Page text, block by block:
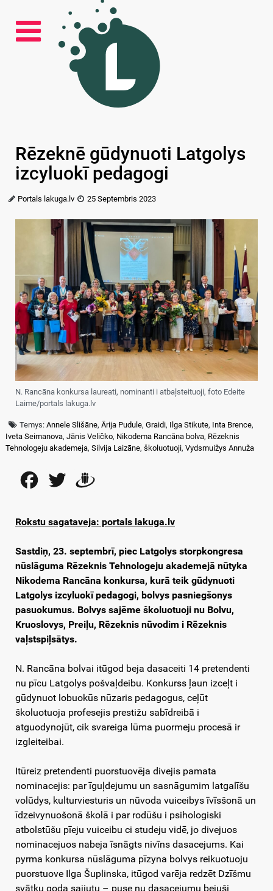
Rēzeknē gūdynuoti Latgolys
izcyluokī pedagogi
Portals lakuga.lv 25 Septembris 2023
N. Rancāna konkursa laureati, nominanti i atbaļsteituoji, foto Edeite
Laime/portals lakuga.lv
Temys:Annele Slišāne,Ārija Pudule,Graidi, Ilga Stikute, Inta Brence,
Iveta Seimanova, Jānis Veličko, Nikodema Rancāna bolva, Rēzeknis
Tehnologeju akademeja, Silvija Laizāne, školuotuoji, Vydsmuižys Annuža
FacebookTwitter
Rokstu sagataveja: portals lakuga.lv
Sastdiņ, 23. septembrī, piec Latgolys storpkongresa
nūslāguma Rēzeknis Tehnologeju akademejā nūtyka
Nikodema Rancāna konkursa, kurā teik gūdynuoti
Latgolys izcyluokī pedagogi, bolvys pasniegšonys
pasuokumus. Bolvys sajēme školuotuoji nu Bolvu,
Kruoslovys, Preiļu, Rēzeknis nūvodim i Rēzeknis
vaļstspiļsātys.
N. Rancāna bolvai itūgod beja dasaceiti 14 pretendenti
nu pīcu Latgolys pošvaļdeibu. Konkurss ļaun izceļt i
gūdynuot lobuokūs nūzaris pedagogus, ceļūt
školuotuoja profesejis prestižu sabīdreibā i
atguodynojūt, cik svareiga lūma puormeju procesā ir
izgleiteibai.
Itūreiz pretendenti puorstuovēja divejis pamata
nominacejis: par īguļdejumu un sasnāgumim latgalīšu
volūdys, kulturviesturis un nūvoda vuiceibys īvīsšonā un
īdzeivynuošonā školā i par rodūšu i psihologiski
atbolstūšu pīeju vuiceibu ci studeju vidē, jo divejuos
nominacejuos nabeja īsnāgts nivīns dasacejums. Kai
pyrma konkursa nūslāguma pīzyna bolvys reikuotuoju
puorstuove Ilga Šuplinska, itūgod varēja redzēt Dzīšmu
svātku goda sajiutu – puse nu dasacejumu bejuši